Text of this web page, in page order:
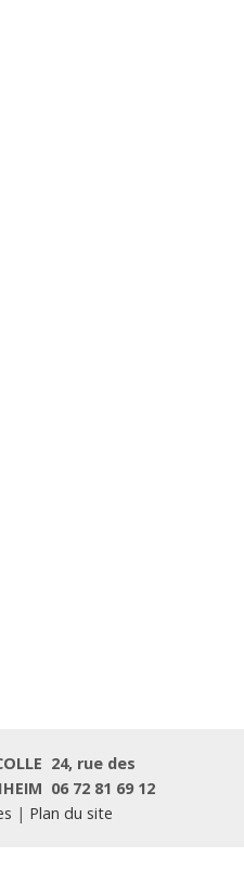
24, rue des
06 72 81 69 12
| Plan du site